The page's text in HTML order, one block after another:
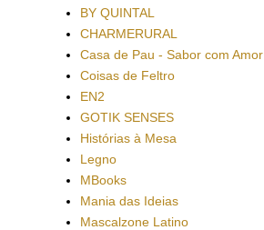
BY QUINTAL
CHARMERURAL
Casa de Pau - Sabor com Amor
Coisas de Feltro
EN2
GOTIK SENSES
Histórias à Mesa
Legno
MBooks
Mania das Ideias
Mascalzone Latino